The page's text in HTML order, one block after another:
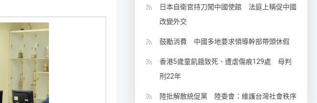
日本自衛官持刀闖中國使館 法庭上稱促中國
改變外交
鼓勵消費 中國多地要求領導幹部帶頭休假
香港5歲童飢餓致死、遭虐傷痕129處 母判
刑22年
陸批解散統促黨 陸委會：維護台灣社會秩序